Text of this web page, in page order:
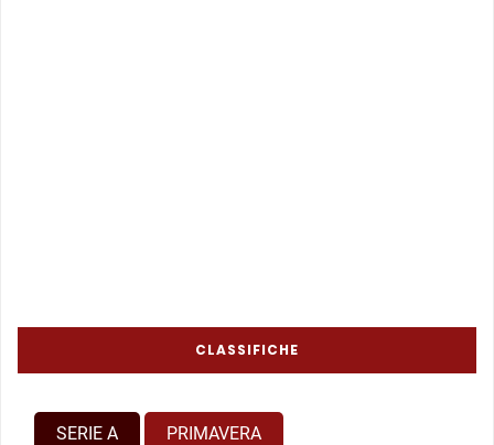
CLASSIFICHE
SERIE A PRIMAVERA